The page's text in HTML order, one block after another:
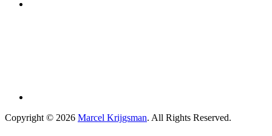
Copyright © 2026 Marcel Krijgsman. All Rights Reserved.